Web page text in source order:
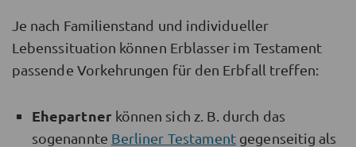
Je nach Familienstand und individueller
Lebenssituation können Erblasser im Testament
passende Vorkehrungen für den Erbfall treffen:
Ehepartner können sich z. B. durch das
sogenannte Berliner Testament gegenseitig als